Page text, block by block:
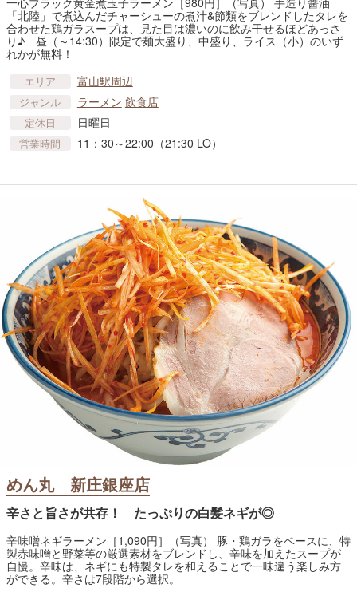
「北陸」で煮込んだチャーシューの煮汁&節類をブレンドしたタレを
合わせた鶏ガラスープは、見た目は濃いのに飲み干せるほどあっさ
り♪ 昼（～14:30）限定で麺大盛り、中盛り、ライス（小）のいず
れかが無料！
エリア 富山駅周辺
ジャンル ラーメン 飲食店
定休日 日曜日
営業時間 11：30～22:00（21:30 LO）
めん丸 新庄銀座店
辛さと旨さが共存！ たっぷりの白髪ネギが◎
辛味噌ネギラーメン［1,090円］（写真） 豚・鶏ガラをベースに、特
製赤味噌と野菜等の厳選素材をブレンドし、辛味を加えたスープが
自慢。辛味は、ネギにも特製タレを和えることで一味違う楽しみ方
ができる。辛さは7段階から選択。